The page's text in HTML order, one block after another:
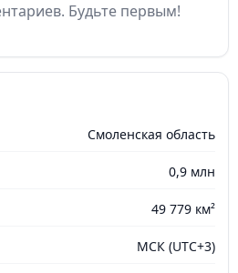
Будьте первым!
Смоленская область
0,9 млн
49 779 км²
МСК (UTC+3)